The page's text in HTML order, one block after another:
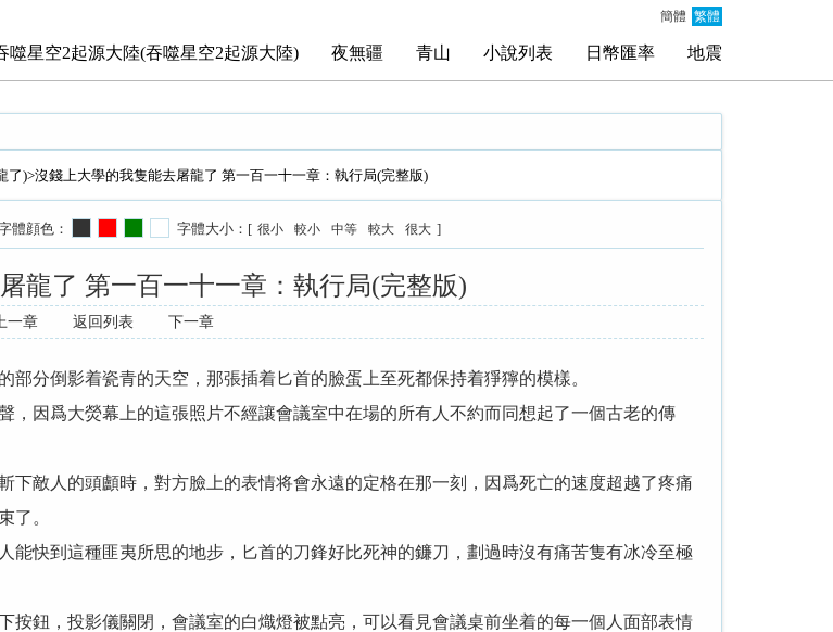
簡體 繁體
噬星空2起源大陸(吞噬星空2起源大陸) 夜無疆 青山 小說列表 日幣匯率 地震
了)>沒錢上大學的我隻能去屠龍了 第一百一十一章：執行局(完整版)
體顔色： 字體大小：[ 很小 較小 中等 較大 很大 ]
龍了 第一百一十一章：執行局(完整版)
上一章 返回列表 下一章
分倒影着瓷青的天空，那張插着匕首的臉蛋上至死都保持着猙獰的模樣。
，因爲大熒幕上的這張照片不經讓會議室中在場的所有人不約而同想起了一個古老的傳
敵人的頭顱時，對方臉上的表情将會永遠的定格在那一刻，因爲死亡的速度超越了疼痛
了。
能快到這種匪夷所思的地步，匕首的刀鋒好比死神的鐮刀，劃過時沒有痛苦隻有冰冷至極
按鈕，投影儀關閉，會議室的白熾燈被點亮，可以看見會議桌前坐着的每一個人面部表情